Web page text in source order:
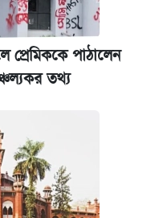
প্রেমিককে পাঠালেন
তথ্য